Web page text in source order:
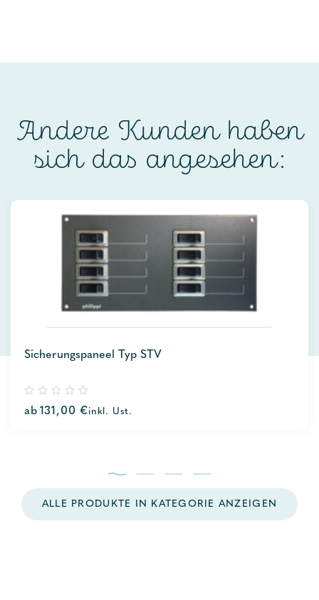
Andere Kunden haben
sich das angesehen:
Sicherungspaneel Typ STV
out
ab 131,00€inkl. Ust.
ALLE PRODUKTE IN KATEGORIE ANZEIGEN